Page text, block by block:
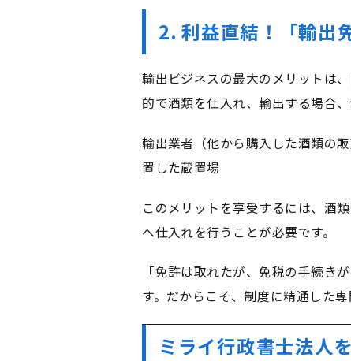
2. 利益直結！「輸出
輸出ビジネスの最大のメリットは
的で酒類を仕入れ、輸出する場合
輸出業者（他から購入した酒類の
置した蔵置場
このメリットを享受するには、酒
へ仕入れを行うことが必要です。
「免許は取れたが、免税の手続き
す。だからこそ、制度に精通した
ミライ行政書士法人